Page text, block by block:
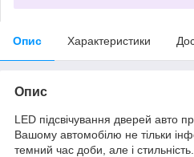
Опис Характеристики
Опис
LED підсвічування дверей авто
Вашому автомобілю не тільки
темний час доби, але і